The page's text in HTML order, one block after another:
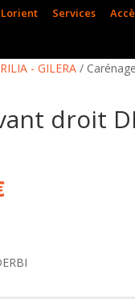
Lorient Services
- GILERA /
droit
Le
22,00€.